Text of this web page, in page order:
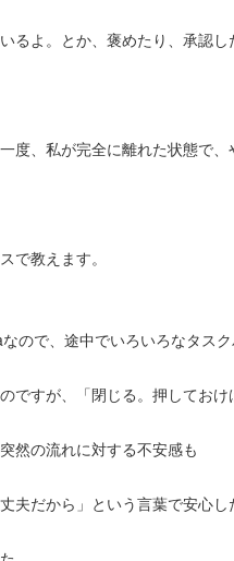
るよ。とか、褒めたり、承認し
度、私が完全に離れた状態で、
で教えます。
ので、途中でいろいろなタス
ですが、「閉じる。押しておけ
然の流れに対する不安感も
夫だから」という言葉で安心し